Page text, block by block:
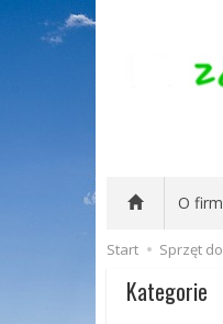
O
Start Sprzęt
Kategorie